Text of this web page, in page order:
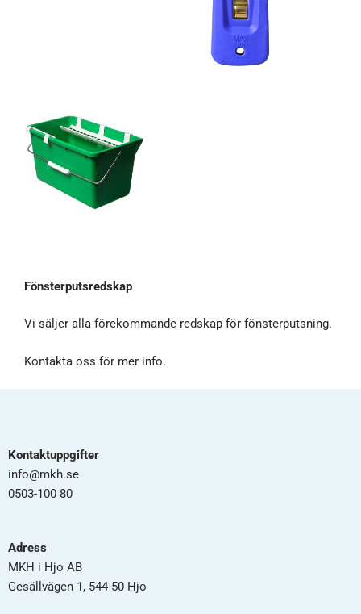
Fönsterputsredskap
Vi säljer alla förekommande redskap för fönsterputsning.
Kontakta oss för mer info.
Kontaktuppgifter
info@mkh.se
0503-100 80
Adress
MKH i Hjo AB
Gesällvägen 1, 544 50 Hjo